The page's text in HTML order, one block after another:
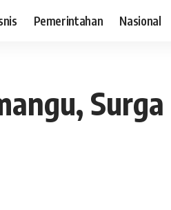
Pemerintahan Nasional